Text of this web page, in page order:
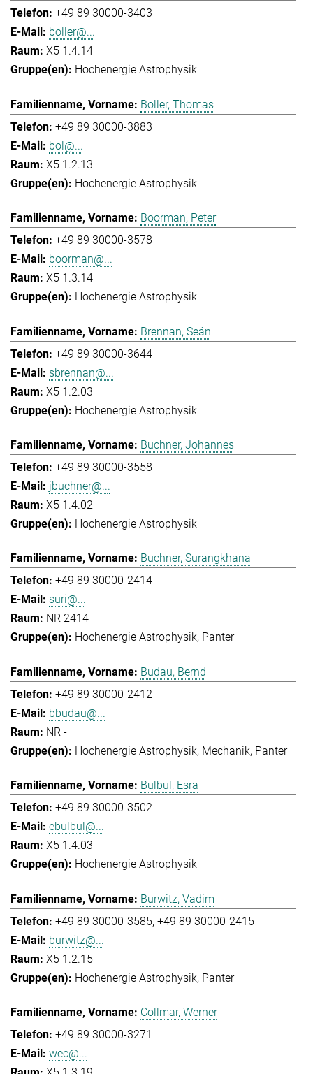
+49 89 30000-3403
boller@...
X5 1.4.14
Hochenergie Astrophysik
Boller, Thomas
+49 89 30000-3883
bol@...
X5 1.2.13
Hochenergie Astrophysik
Boorman, Peter
+49 89 30000-3578
boorman@...
X5 1.3.14
Hochenergie Astrophysik
Brennan, Seán
+49 89 30000-3644
sbrennan@...
X5 1.2.03
Hochenergie Astrophysik
Buchner, Johannes
+49 89 30000-3558
jbuchner@...
X5 1.4.02
Hochenergie Astrophysik
Buchner, Surangkhana
+49 89 30000-2414
suri@...
NR 2414
Hochenergie Astrophysik Panter
Budau, Bernd
+49 89 30000-2412
bbudau@...
NR -
Hochenergie Astrophysik Mechanik Panter
Bulbul, Esra
+49 89 30000-3502
ebulbul@...
X5 1.4.03
Hochenergie Astrophysik
Burwitz, Vadim
+49 89 30000-3585 +49 89 30000-2415
burwitz@...
X5 1.2.15
Hochenergie Astrophysik Panter
Collmar, Werner
+49 89 30000-3271
wec@...